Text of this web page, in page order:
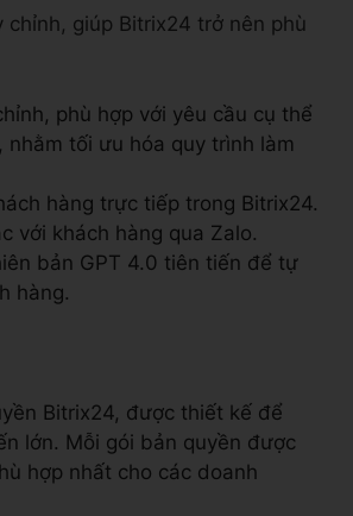
giúp Bitrix24 trở nên phù
phù hợp với yêu cầu cụ thể
tối ưu hóa quy trình làm
hàng trực tiếp trong Bitrix24.
với khách hàng qua Zalo.
bản GPT 4.0 tiên tiến để tự
Bitrix24, được thiết kế để
lớn. Mỗi gói bản quyền được
hợp nhất cho các doanh